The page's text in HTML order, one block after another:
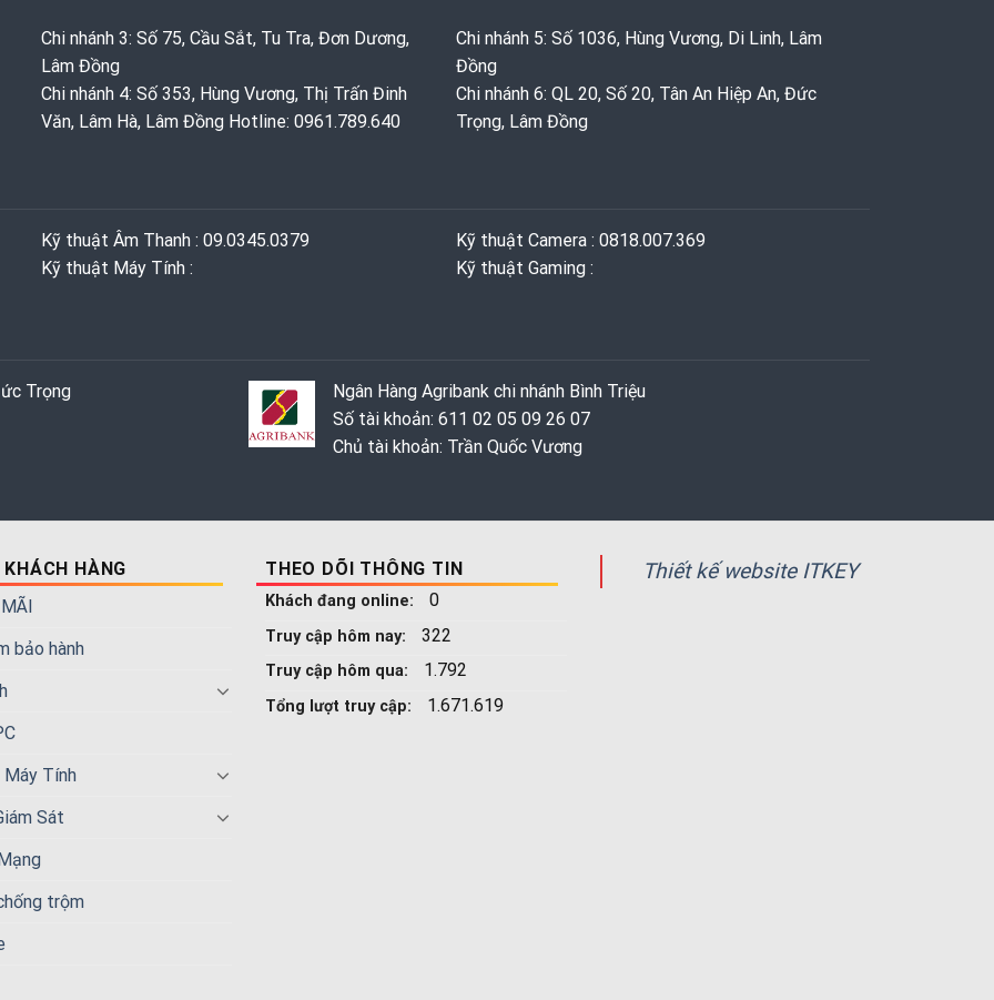
Chi nhánh 3: Số 75, Cầu Sắt, Tu Tra, Đơn Dương,
Lâm Đồng
Chi nhánh 4: Số 353, Hùng Vương, Thị Trấn Đinh
Văn, Lâm Hà, Lâm Đồng Hotline: 0961.789.640
Chi nhánh 5: Số 1036, Hùng Vương, Di Linh, Lâm
Đồng
Chi nhánh 6: QL 20, Số 20, Tân An Hiệp An, Đức
Trọng, Lâm Đồng
Kỹ thuật Âm Thanh : 09.0345.0379
Kỹ thuật Máy Tính :
Kỹ thuật Camera : 0818.007.369
Kỹ thuật Gaming ‭: ‬
Trọng
Ngân Hàng Agribank chi nhánh Bình Triệu
Số tài khoản: 611 02 05 09 26 07
Chủ tài khoản: Trần Quốc Vương
HÀNG
bảo hành
Máy Tính
Sát
trộm
THEO DÕI THÔNG TIN
Khách đang online: 0
Truy cập hôm nay: 322
Truy cập hôm qua: 1.792
Tổng lượt truy cập: 1.671.619
Thiết kế website ITKEY